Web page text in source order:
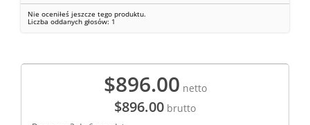
Nie oceniłeś jeszcze tego produktu.
Liczba oddanych głosów: 1
$896.00 netto
$896.00 brutto